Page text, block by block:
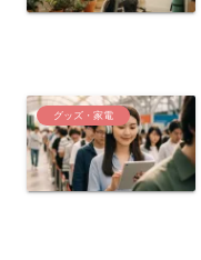
グッズ・家電